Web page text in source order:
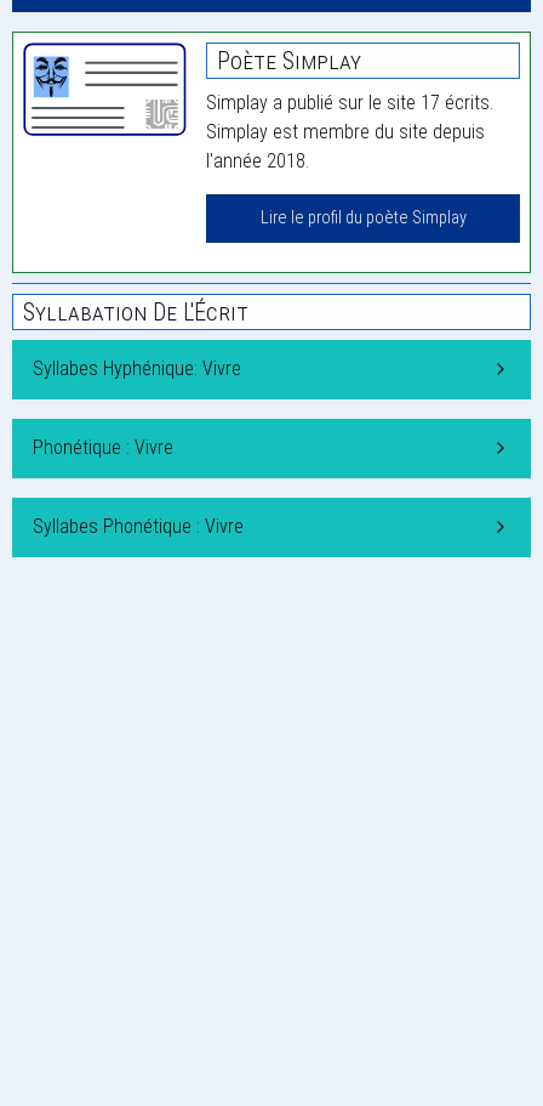
Poète Simplay
Simplay a publié sur le site 17 écrits.
Simplay est membre du site depuis
l'année 2018.
Lire le profil du poète Simplay
Syllabation De L'Écrit
Syllabes Hyphénique: Vivre
Phonétique : Vivre
Syllabes Phonétique : Vivre